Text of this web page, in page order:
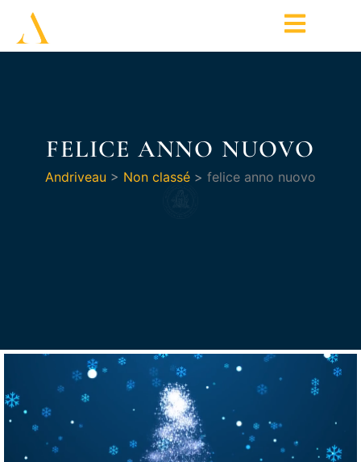
FELICE ANNO NUOVO
Andriveau > Non classé > felice anno nuovo